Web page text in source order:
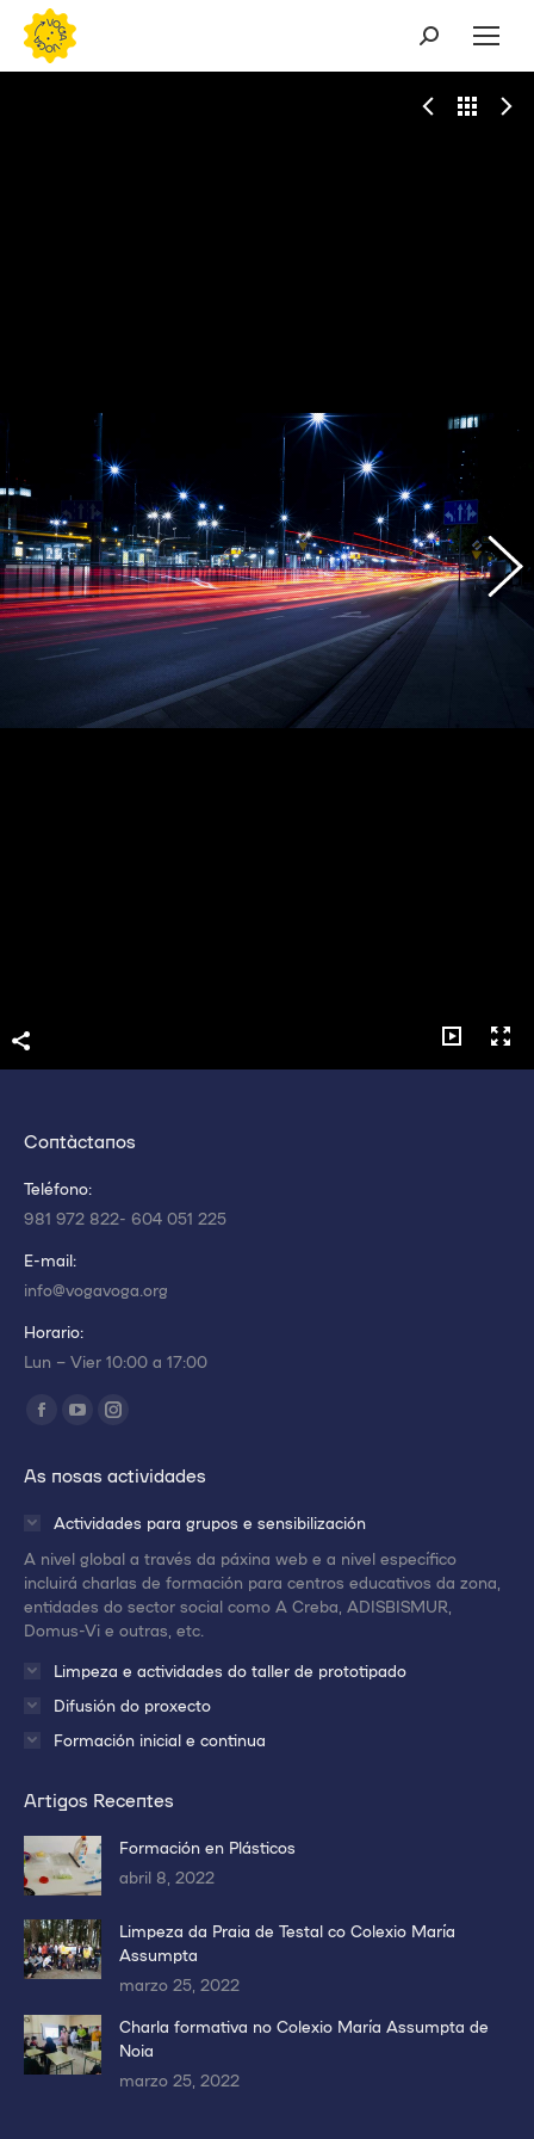
Buscar:
Contáctanos
Teléfono:
981 972 822- 604 051 225
E-mail:
info@vogavoga.org
Horario:
Lun – Vier 10:00 a 17:00
Encuéntranos en:
Abrir
en
una
ventana/pestaña
Abrir
en
una
ventana/pestaña
Abrir
en
una
ventana/pestaña
As nosas actividades
Actividades para grupos e sensibilización
A nivel global a través da páxina web e a nivel específico
incluirá charlas de formación para centros educativos da zona,
entidades do sector social como A Creba, ADISBISMUR,
Domus-Vi e outras, etc.
Limpeza e actividades do taller de prototipado
Difusión do proxecto
Formación inicial e continua
Artigos Recentes
Formación en Plásticos
abril 8, 2022
Limpeza da Praia de Testal co Colexio María
Assumpta
marzo 25, 2022
Charla formativa no Colexio María Assumpta de
Noia
marzo 25, 2022